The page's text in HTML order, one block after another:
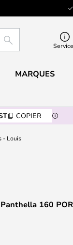
RECHERCHER
MARQUES
COPIER
- Louis
160